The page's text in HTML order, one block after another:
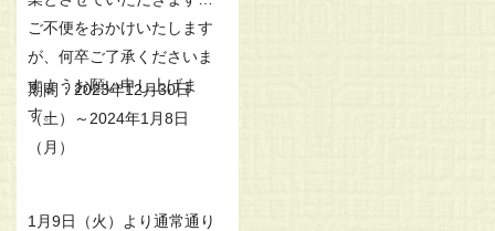
ご不便をおかけいたします
が、何卒ご了承くださいま
すようお願い申し上げま
す。
期間：2023年12月30日
（土）～2024年1月8日
（月）
1月9日（火）より通常通り